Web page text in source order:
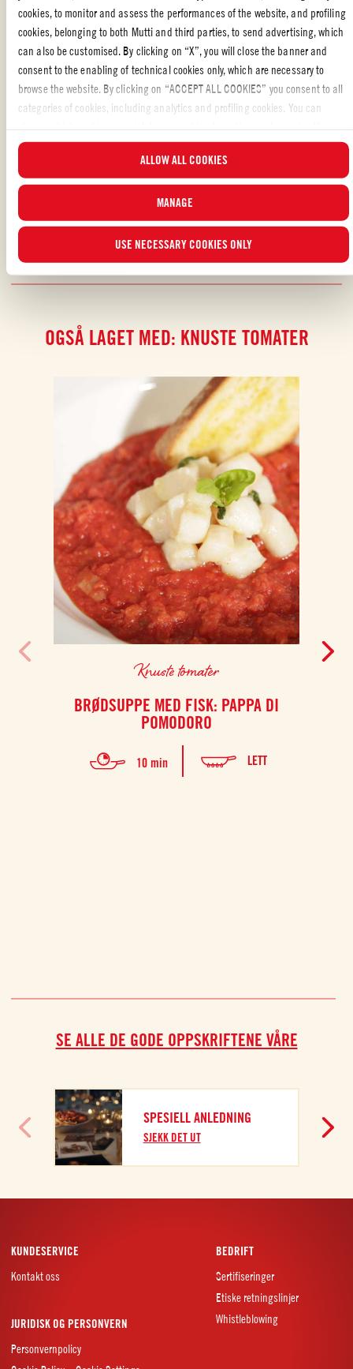
cookies, to monitor and assess the performances of the website, and profiling
cookies, belonging to both Mutti and third parties, to send advertising, which
can also be customised. By clicking on “X”, you will close the banner and
consent to the enabling of technical cookies only, which are necessary to
browse the website. By clicking on “ACCEPT ALL COOKIES” you consent to all
categories of cookies, including analytics and profiling cookies. You can
updated list of cookies by clicking on “MANAGE”. For more information, please
ALLOW ALL COOKIES
MANAGE
USE NECESSARY COOKIES ONLY
med fersk koriander. Denne retten passer fint sammen med stekt
kylling eller tofu og stekte grønnsaker, så som pak choi.
SPESIELL ANLEDNING,SKANDINAVISK MAT,MATAVFALL ,SPANSK
Likte du oppskriften?
VURDER OG DEL MED VENNENE DINE
OGSÅ LAGET MED: KNUSTE TOMATER
Knuste tomater
BRØDSUPPE MED FISK: PAPPA DI
POMODORO
10 min LETT
SE ALLE DE GODE OPPSKRIFTENE VÅRE
SPESIELL ANLEDNING
SJEKK DET UT
KUNDESERVICE
Kontakt oss
BEDRIFT
Sertifiseringer
Etiske retningslinjer
Whistleblowing
JURIDISK OG PERSONVERN
Personvernpolicy